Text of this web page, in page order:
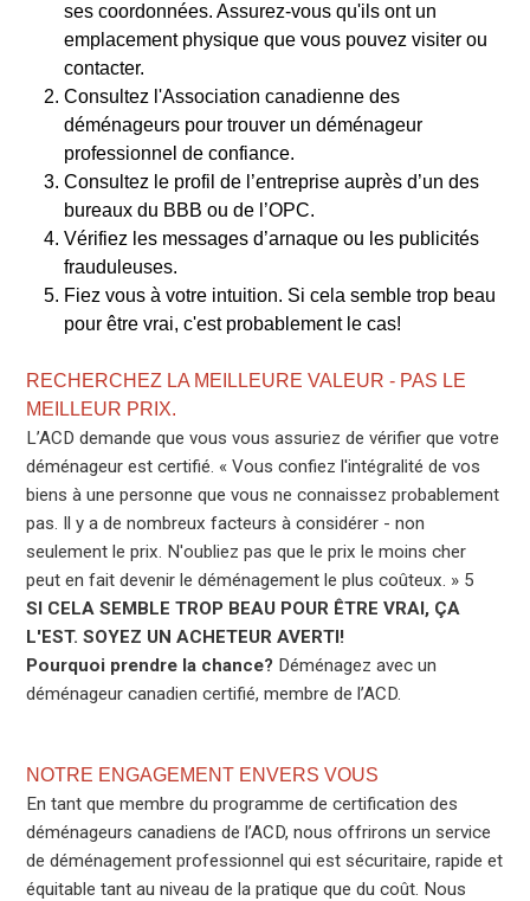
ses coordonnées. Assurez-vous qu'ils ont un
emplacement physique que vous pouvez visiter ou
contacter.
Consultez l'Association canadienne des
déménageurs pour trouver un déménageur
professionnel de confiance.
Consultez le profil de l’entreprise auprès d’un des
bureaux du BBB ou de l’OPC.
Vérifiez les messages d’arnaque ou les publicités
frauduleuses.
Fiez vous à votre intuition. Si cela semble trop beau
pour être vrai, c'est probablement le cas!
RECHERCHEZ LA MEILLEURE VALEUR - PAS LE
MEILLEUR PRIX.
L’ACD demande que vous vous assuriez de vérifier que votre
déménageur est certifié. « Vous confiez l'intégralité de vos
biens à une personne que vous ne connaissez probablement
pas. Il y a de nombreux facteurs à considérer - non
seulement le prix. N'oubliez pas que le prix le moins cher
peut en fait devenir le déménagement le plus coûteux. » 5
SI CELA SEMBLE TROP BEAU POUR ÊTRE VRAI, ÇA
L'EST. SOYEZ UN ACHETEUR AVERTI!
Pourquoi prendre la chance? Déménagez avec un
déménageur canadien certifié, membre de l’ACD.
NOTRE ENGAGEMENT ENVERS VOUS
En tant que membre du programme de certification des
déménageurs canadiens de l’ACD, nous offrirons un service
de déménagement professionnel qui est sécuritaire, rapide et
équitable tant au niveau de la pratique que du coût. Nous